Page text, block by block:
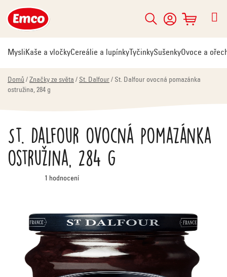
na
obsah
Hledat
NÁKUPNÍ
KOŠÍK
MysliKaše a vločkyCereálie a lupínky TyčinkySušenkyOvoce a
Domů / Značky ze světa / St. Dalfour / St. Dalfour ovocná pomazánka
ostružina, 284 g
St. Dalfour ovocná pomazánka
ostružina, 284 g
Průměrné
hodnocení
hvězdiček.
1 hodnocení